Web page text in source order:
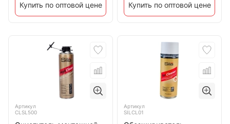
Купить по оптовой цене Купить по оптовой цене
Артикул
CLSL500
Артикул
SILCL01